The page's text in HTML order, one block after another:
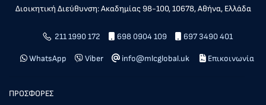
Διοικητική Διεύθυνση: Ακαδημίας 98-100, 10678, Αθήνα, Ελλάδα
211 1990 172 698 0904 109 697 3490 401
WhatsApp Viber info@mlcglobal.uk Επικοινωνία
ΠΡΟΣΦΟΡΕΣ